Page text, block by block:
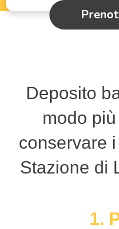
Deposito
modo
conservare
Stazione di
1.